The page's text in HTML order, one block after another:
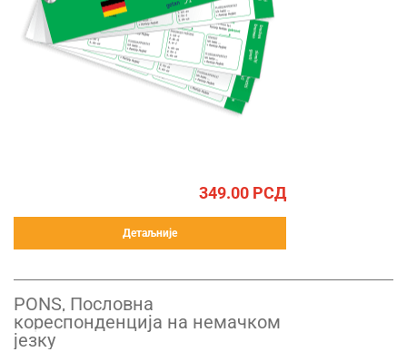
349.00 РСД
Детаљније
PONS, Пословна
кореспонденција на немачком
језку